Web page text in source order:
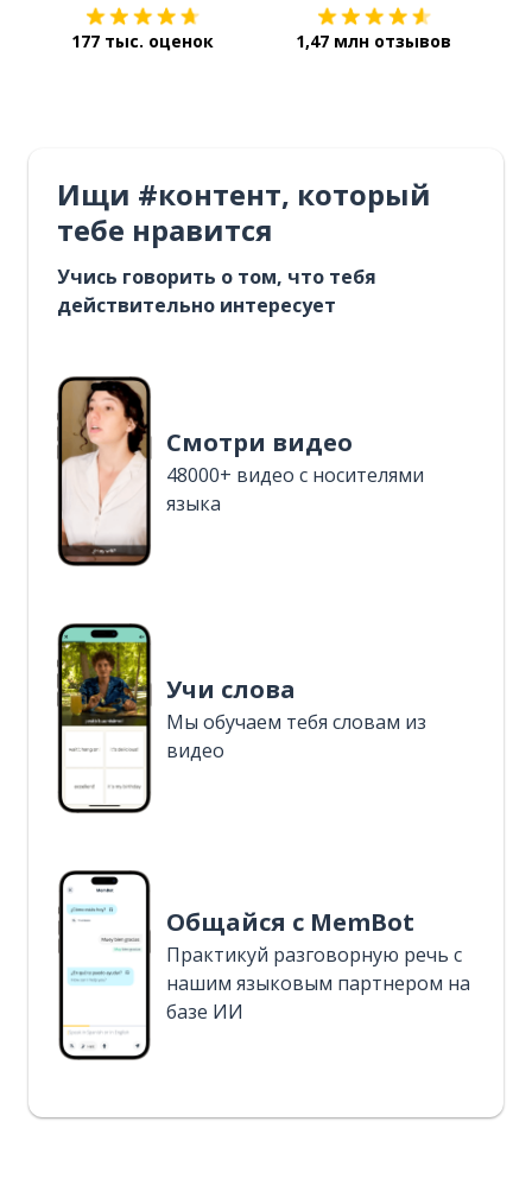
177 тыс. оценок 1,47 млн отзывов
Ищи #контент, который
тебе нравится
Учись говорить о том, что тебя
действительно интересует
Смотри видео
48000+ видео с носителями
языка
Учи слова
Мы обучаем тебя словам из
видео
Общайся с MemBot
Практикуй разговорную речь с
нашим языковым партнером на
базе ИИ